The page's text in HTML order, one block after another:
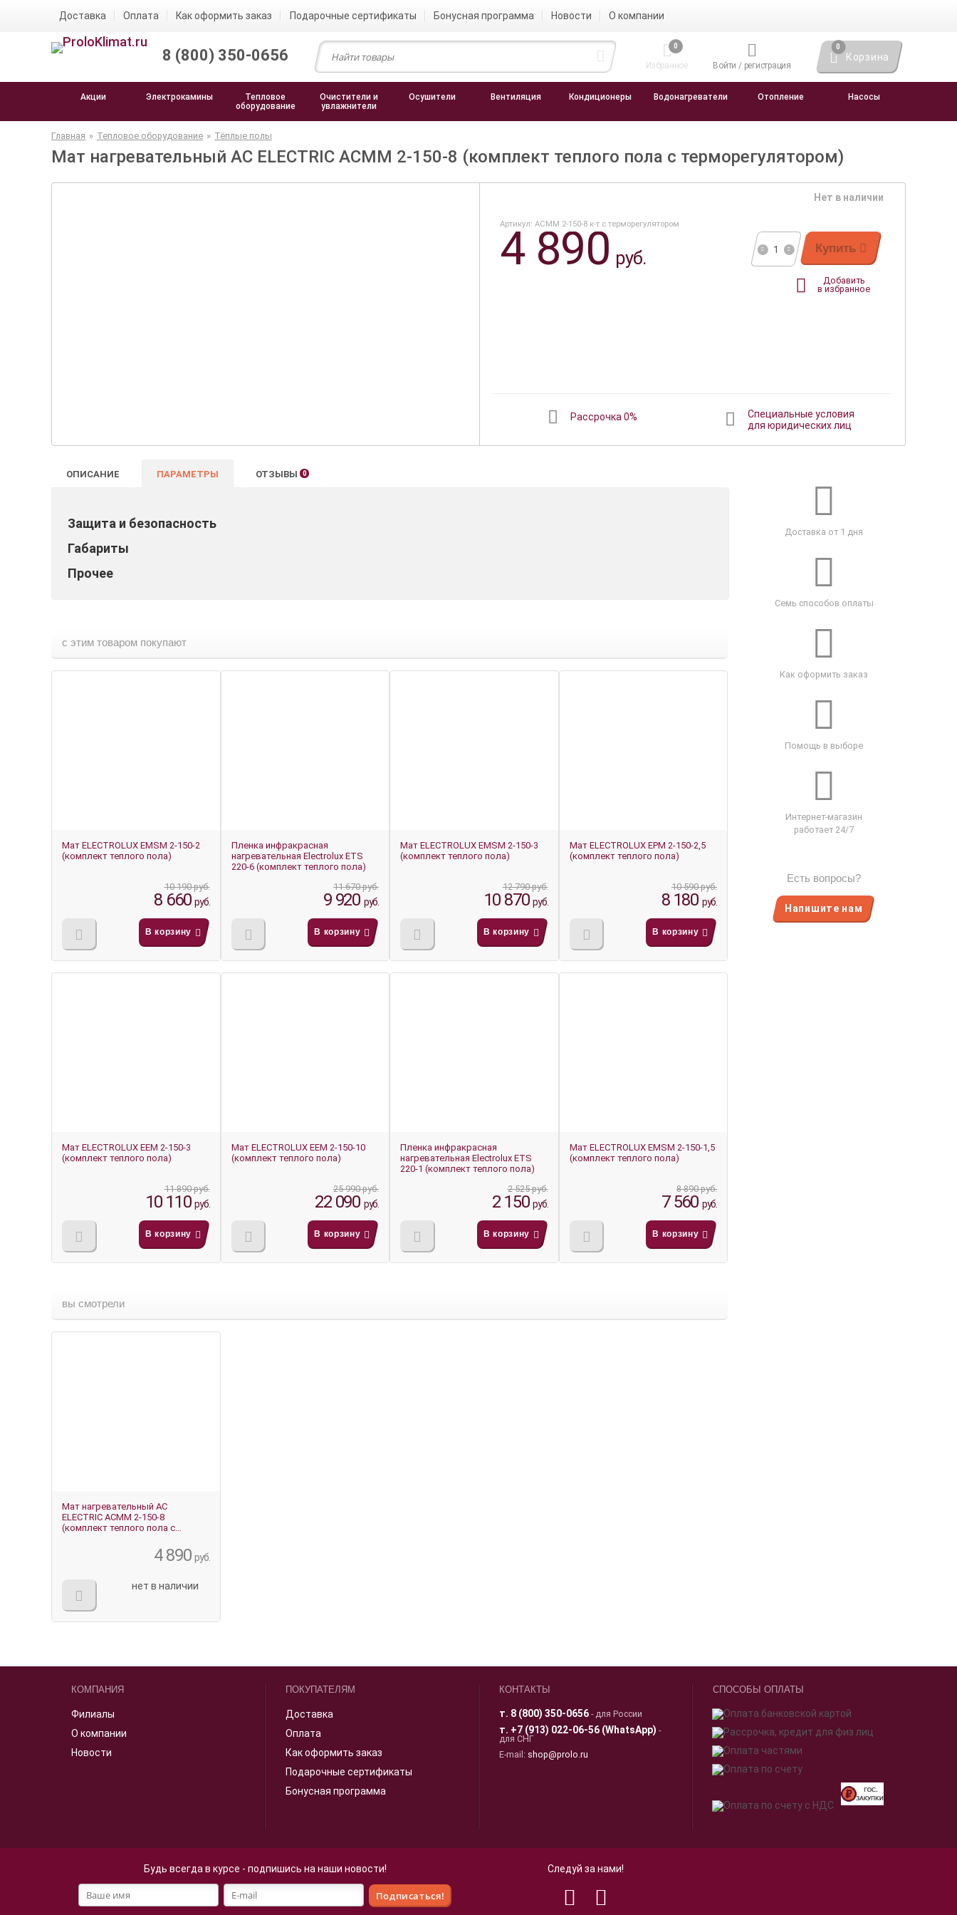
Доставка Оплата Как оформить заказ Подарочные сертификаты Бонусная программа Новости О компании
8 (800) 350-0656
0
Избранное Войти / регистрация
0
Корзина
Акции Электрокамины
Тепловое
оборудование
Очистители и
увлажнители
Осушители Вентиляция Кондиционеры Водонагреватели Отопление Насосы
Главная » Тепловое оборудование » Тёплые полы
Мат нагревательный AC ELECTRIC ACМM 2-150-8 (комплект теплого пола с терморегулятором)
Нет в наличии
Артикул: ACМM 2-150-8 к-т с терморегулятором
4 890руб. Купить
Добавить
в избранное
Рассрочка 0%
Специальные условия
для юридических лиц
Доставка от 1 дня
Семь способов оплаты
Как оформить заказ
Помощь в выборе
Интернет-магазин
работает 24/7
Есть вопросы?
Напишите нам
ОПИСАНИЕ ПАРАМЕТРЫ ОТЗЫВЫ 0
Защита и безопасность
Габариты
Прочее
с этим товаром покупают
Мат ELECTROLUX EMSM 2-150-2
(комплект теплого пола)
10 190 руб.
8 660руб.
В корзину
Пленка инфракрасная
нагревательная Electrolux ETS
220-6 (комплект теплого пола)
11 670 руб.
9 920 руб.
В корзину
Мат ELECTROLUX EMSM 2-150-3
(комплект теплого пола)
12 790 руб.
10 870руб.
В корзину
Мат ELECTROLUX EPM 2-150-2,5
(комплект теплого пола)
10 590 руб.
8 180 руб.
В корзину
Мат ELECTROLUX EEM 2-150-3
(комплект теплого пола)
11 890 руб.
10 110руб.
В корзину
Мат ELECTROLUX EEM 2-150-10
(комплект теплого пола)
25 990 руб.
22 090 руб.
В корзину
Пленка инфракрасная
нагревательная Electrolux ETS
220-1 (комплект теплого пола)
2 525 руб.
2 150руб.
В корзину
Мат ELECTROLUX EMSM 2-150-1,5
(комплект теплого пола)
8 890 руб.
7 560 руб.
В корзину
вы смотрели
Мат нагревательный AC
ELECTRIC ACМM 2-150-8
(комплект теплого пола с
4 890руб.
нет в наличии
КОМПАНИЯ
Филиалы
О компании
Новости
ПОКУПАТЕЛЯМ
Доставка
Оплата
Как оформить заказ
Подарочные сертификаты
Бонусная программа
КОНТАКТЫ
т. 8 (800) 350-0656 - для России
т. +7 (913) 022-06-56 (WhatsApp) -
для СНГ
E-mail: shop@prolo.ru
СПОСОБЫ ОПЛАТЫ
Будь всегда в курсе - подпишись на наши новости! Следуй за нами!